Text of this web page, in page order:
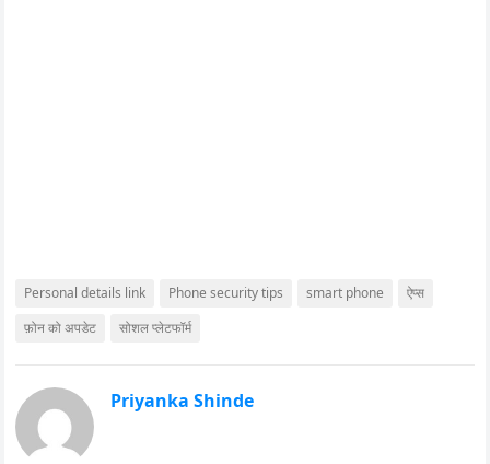
Personal details link Phone security tips smart phone
ऐप्स
फ़ोन को अपडेट
सोशल प्लेटफॉर्म
Priyanka Shinde